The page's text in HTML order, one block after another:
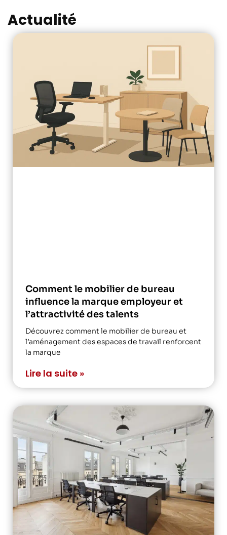
Actualité
Comment le mobilier de bureau
influence la marque employeur et
l’attractivité des talents
Découvrez comment le mobilier de bureau et
l’aménagement des espaces de travail renforcent
la marque
Lire la suite »